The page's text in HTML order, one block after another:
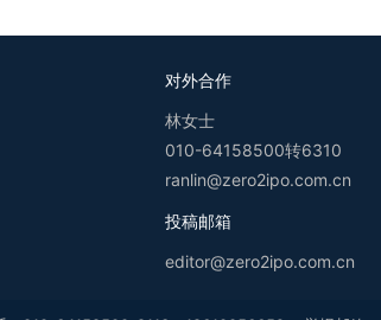
对外合作
林女士
010-64158500转6310
ranlin@zero2ipo.com.cn
投稿邮箱
editor@zero2ipo.com.cn